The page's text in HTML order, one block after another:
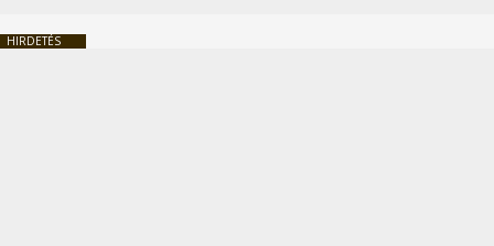
HIRDETÉS